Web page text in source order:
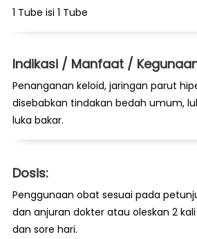
1 Tube isi 1 Tube
Indikasi / Manfaat /
Penanganan keloid, jaringan parut
disebabkan tindakan bedah umum,
luka bakar.
Dosis:
Penggunaan obat sesuai pada
dan anjuran dokter atau oleskan 2
dan sore hari.